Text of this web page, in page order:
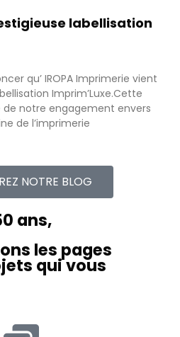
labellisation
qu’ IROPA Imprimerie vient
Imprim’Luxe.Cette
notre engagement envers
de l’imprimerie
NOTRE BLOG
ans,
les pages
qui vous